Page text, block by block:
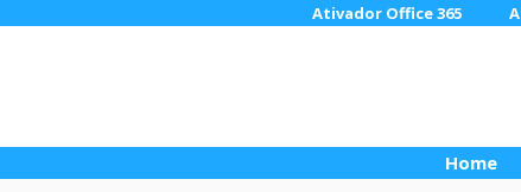
Ativador Office 365
Home